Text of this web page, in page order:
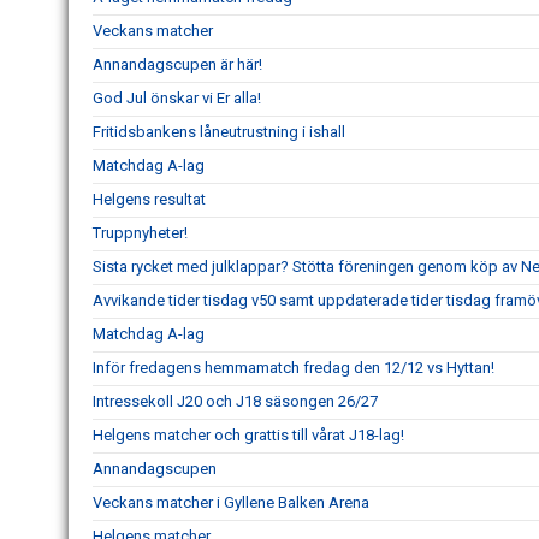
Veckans matcher
Annandagscupen är här!
God Jul önskar vi Er alla!
Fritidsbankens låneutrustning i ishall
Matchdag A-lag
Helgens resultat
Truppnyheter!
Sista rycket med julklappar? Stötta föreningen genom köp av
Avvikande tider tisdag v50 samt uppdaterade tider tisdag
Matchdag A-lag
Inför fredagens hemmamatch fredag den 12/12 vs Hyttan!
Intressekoll J20 och J18 säsongen 26/27
Helgens matcher och grattis till vårat J18-lag!
Annandagscupen
Veckans matcher i Gyllene Balken Arena